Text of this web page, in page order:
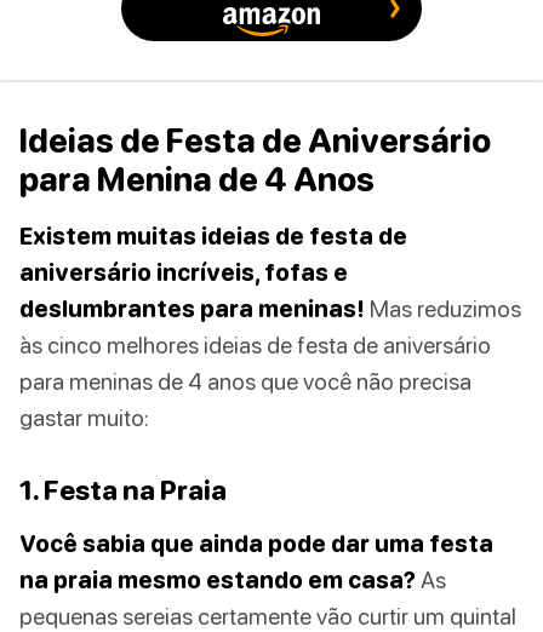
Ideias de Festa de Aniversário
para Menina de 4 Anos
Existem muitas ideias de festa de
aniversário incríveis, fofas e
deslumbrantes para meninas! Mas reduzimos
às cinco melhores ideias de festa de aniversário
para meninas de 4 anos que você não precisa
gastar muito:
1. Festa na Praia
Você sabia que ainda pode dar uma festa
na praia mesmo estando em casa?As
pequenas sereias certamente vão curtir um quintal